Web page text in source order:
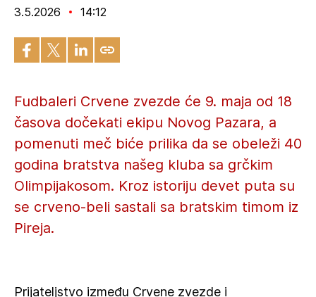
3.5.2026 14:12
Fudbaleri Crvene zvezde će 9. maja od 18
časova dočekati ekipu Novog Pazara, a
pomenuti meč biće prilika da se obeleži 40
godina bratstva našeg kluba sa grčkim
Olimpijakosom. Kroz istoriju devet puta su
se crveno-beli sastali sa bratskim timom iz
Pireja.
Prijateljstvo između Crvene zvezde i